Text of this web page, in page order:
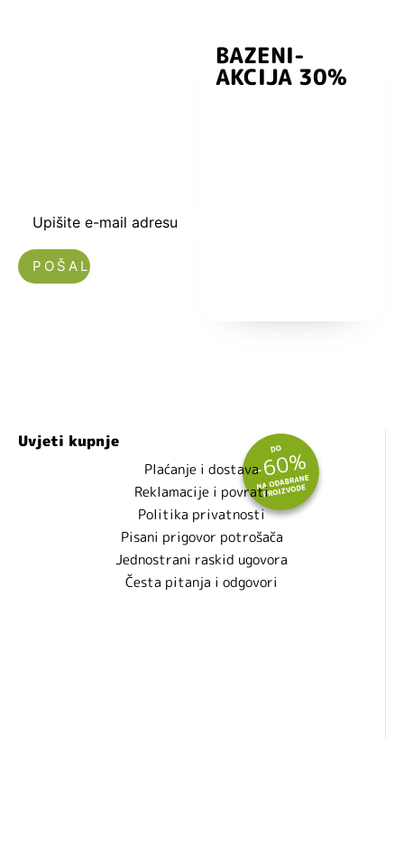
Upišite e-mail adresu
BAZENI-
AKCIJA 30%
Uvjeti kupnje
Plaćanje i dostava
Reklamacije i povrati
Politika privatnosti
Pisani prigovor potrošača
Jednostrani raskid ugovora
Česta pitanja i odgovori